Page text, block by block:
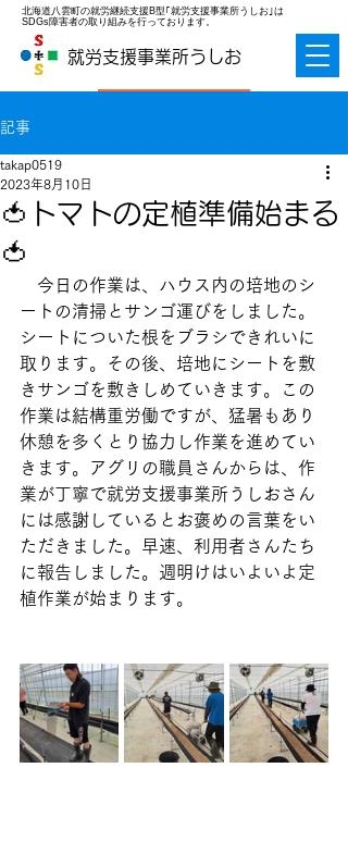
北海道八雲町の就労継続支援B型｢就労支援事業所うしお｣は
SDGs障害者の取り組みを行っております。
就労支援事業所うしお
記事
🍅トマトの定植準備始まる
🍅
takap0519
2023年8月10日
今日の作業は、ハウス内の培地のシ
ートの清掃とサンゴ運びをしました。
シートについた根をブラシできれいに
取ります。その後、培地にシートを敷
きサンゴを敷きしめていきます。この
作業は結構重労働ですが、猛暑もあり
休憩を多くとり協力し作業を進めてい
きます。アグリの職員さんからは、作
業が丁寧で就労支援事業所うしおさん
には感謝しているとお褒めの言葉をい
ただきました。早速、利用者さんたち
に報告しました。週明けはいよいよ定
植作業が始まります。